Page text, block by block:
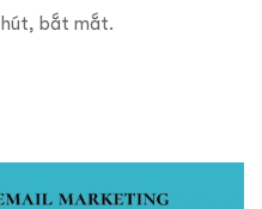
hút, bắt mắt.